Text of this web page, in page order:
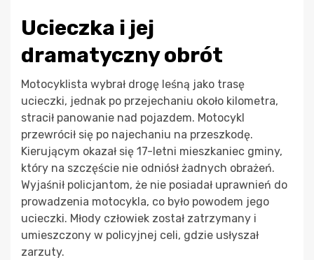
Ucieczka i jej
dramatyczny obrót
Motocyklista wybrał drogę leśną jako trasę
ucieczki, jednak po przejechaniu około kilometra,
stracił panowanie nad pojazdem. Motocykl
przewrócił się po najechaniu na przeszkodę.
Kierującym okazał się 17-letni mieszkaniec gminy,
który na szczęście nie odniósł żadnych obrażeń.
Wyjaśnił policjantom, że nie posiadał uprawnień do
prowadzenia motocykla, co było powodem jego
ucieczki. Młody człowiek został zatrzymany i
umieszczony w policyjnej celi, gdzie usłyszał
zarzuty.